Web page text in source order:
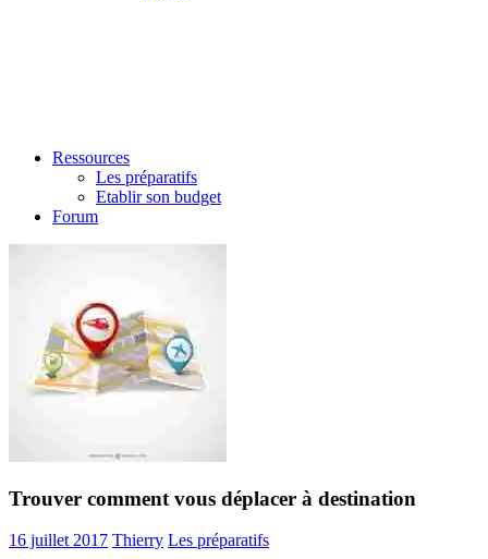
Ressources
Les préparatifs
Etablir son budget
Forum
Trouver comment vous déplacer à destination
16 juillet 2017 Thierry Les préparatifs